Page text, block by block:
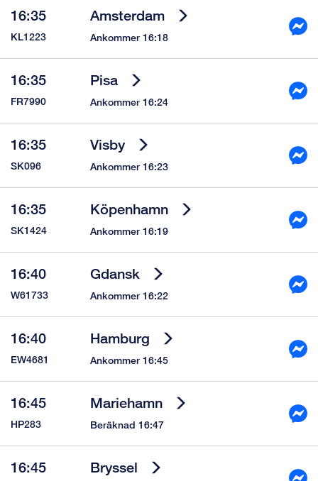
16:35 Amsterdam
KL1223 Ankommer 16:18
16:35 Pisa
FR7990 Ankommer 16:24
16:35 Visby
SK096 Ankommer 16:23
16:35 Köpenhamn
SK1424 Ankommer 16:19
16:40 Gdansk
W61733 Ankommer 16:22
16:40 Hamburg
EW4681 Ankommer 16:45
16:45 Mariehamn
HP283 Beräknad 16:47
16:45 Bryssel